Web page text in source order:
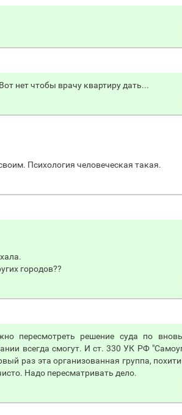
нет чтобы врачу квартиру дать...
Психология человеческая такая.
городов??
пересмотреть решение суда по
всегда смогут. И ст. 330 УК РФ
раз эта организованная группа,
Надо пересматривать дело.